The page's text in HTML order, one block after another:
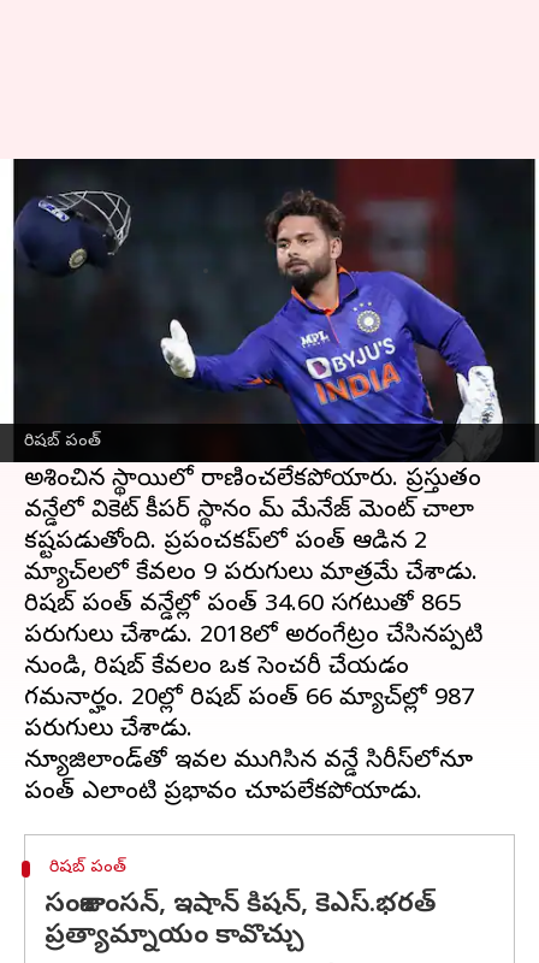
రిషబ్ పంత్
రిషబ్ స్థానంలో ముగ్గురు వికెట్
కీపర్లు..!
వ్రాసిన వారు Jayachandra Akuri Dec 30, 2022 05:53 pm
ఈ వార్తాకథనం ఏంటి
ఇటీవల ఇండియా బంగ్లాదేశ్ తో వన్డే సిరీస్ ను
ఓడిపోయింది. ఈ సిరీస్ లో ఇద్దరు వికెట్ కీపర్లను
రంగంలోకి టీమిండియా దింపింది. కేఎల్ రాహుల్
అశించిన స్థాయిలో రాణించలేకపోయారు. ప్రస్తుతం
వన్డేలో వికెట్ కీపర్ స్థానం టీమ్ మేనేజ్ మెంట్ చాలా
కష్టపడుతోంది. ప్రపంచకప్‌లో పంత్ ఆడిన 2
మ్యాచ్‌లలో కేవలం 9 పరుగులు మాత్రమే చేశాడు.
రిషబ్ పంత్ వన్డేల్లో పంత్ 34.60 సగటుతో 865
పరుగులు చేశాడు. 2018లో అరంగేట్రం చేసినప్పటి
నుండి, రిషబ్ కేవలం ఒక సెంచరీ చేయడం
గమనార్హం. టీ20ల్లో రిషబ్ పంత్ 66 మ్యాచ్‌ల్లో 987
పరుగులు చేశాడు.
న్యూజిలాండ్‌తో ఇటీవల ముగిసిన వన్డే సిరీస్‌లోనూ
రిషబ్ పంత్
సంజుశాంసన్, ఇషాన్ కిషన్, కెఎస్.భరత్
ప్రత్యామ్నాయం కావొచ్చు